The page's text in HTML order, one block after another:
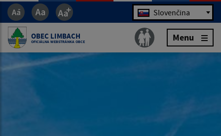
Jazyk Slovenčina
OBEC LIMBACH
OFICIÁLNA WEBSTRÁNKA OBCE Menu